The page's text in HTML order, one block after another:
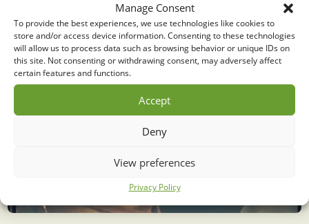
Manage Consent
To provide the best experiences, we use technologies like cookies to
store and/or access device information. Consenting to these technologies
will allow us to process data such as browsing behavior or unique IDs on
this site. Not consenting or withdrawing consent, may adversely affect
certain features and functions.
Accept
Deny
View preferences
Privacy Policy